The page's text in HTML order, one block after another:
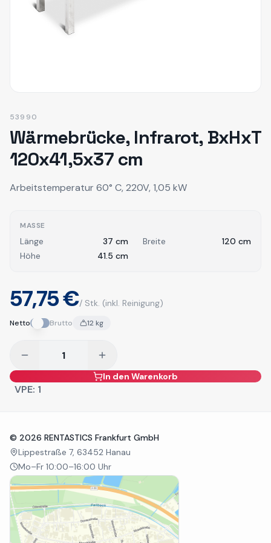
53990
Wärmebrücke, Infrarot, BxHxT
120x41,5x37 cm
Arbeitstemperatur 60° C, 220V, 1,05 kW
MASSE
Länge 37 cm Breite 120 cm
Höhe
41.5 cm
57,75 €/ Stk. (inkl. Reinigung)
Netto Brutto 12kg
In den Warenkorb
VPE: 1
© 2026 RENTASTICS Frankfurt GmbH
Lippestraße 7, 63452 Hanau
Mo–Fr 10:00–16:00 Uhr